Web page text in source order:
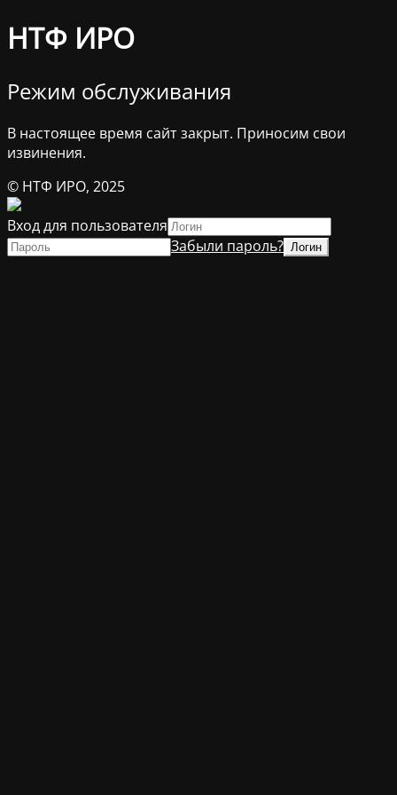
НТФ ИРО
Режим обслуживания
В настоящее время сайт закрыт. Приносим свои
извинения.
© НТФ ИРО, 2025
Вход для пользователя
Забыли пароль?